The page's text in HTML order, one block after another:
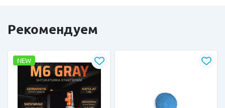
Рекомендуем
NEW